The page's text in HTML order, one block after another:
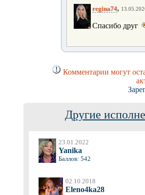
regina74,
Спасибо друг
Комментарии могут
Другие
23.01.2022
Yanika
Баллов: 542
02.10.2018
Eleno4ka28